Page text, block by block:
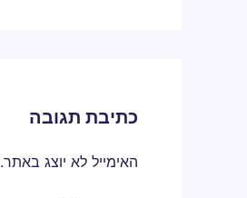
כתיבת תגובה
האימייל לא יוצג באתר.